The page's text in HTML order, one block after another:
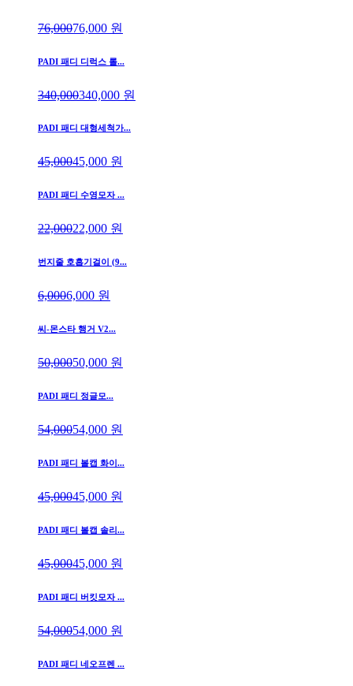
76,00076,000 원
PADI 패디 디럭스 롤...
340,000340,000 원
PADI 패디 대형세척가...
45,00045,000 원
PADI 패디 수영모자 ...
22,00022,000 원
번지줄 호흡기걸이 (9...
6,0006,000 원
씨-몬스타 행거 V2...
50,00050,000 원
PADI 패디 정글모...
54,00054,000 원
PADI 패디 볼캡 화이...
45,00045,000 원
PADI 패디 볼캡 솔리...
45,00045,000 원
PADI 패디 버킷모자 ...
54,00054,000 원
PADI 패디 네오프렌 ...